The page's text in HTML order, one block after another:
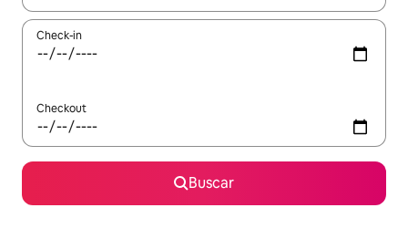
Check-in
Checkout
Buscar